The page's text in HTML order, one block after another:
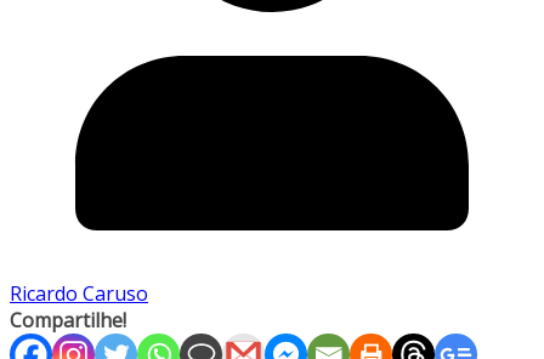
Ricardo Caruso
Compartilhe!